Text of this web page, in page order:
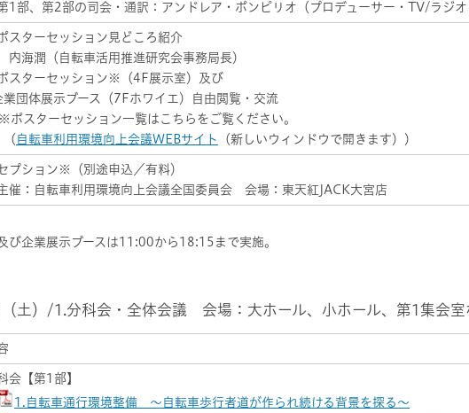
1部、第2部の司会・通訳：アンドレア・ポンピリオ（プロデューサー・TV/ラジ
スターセッション見どころ紹介
海潤（自転車活用推進研究会事務局長）
スターセッション※（4F展示室）及び
業団体展示ブース（7Fホワイエ）自由閲覧・交流
スターセッション一覧はこちらをご覧ください。
自転車利用環境向上会議WEBサイト （新しいウィンドウで開きます））
プション※（別途申込／有料）
催：自転車利用環境向上会議全国委員会 会場：東天紅JACK大宮店
び企業展示ブースは11:00から18:15まで実施。
（土）/1.分科会・全体会議 会場：大ホール、小ホール、第1集会室
会【第1部】
1.自転車通行環境整備 ～自転車歩行者道が作られ続ける背景を探る～